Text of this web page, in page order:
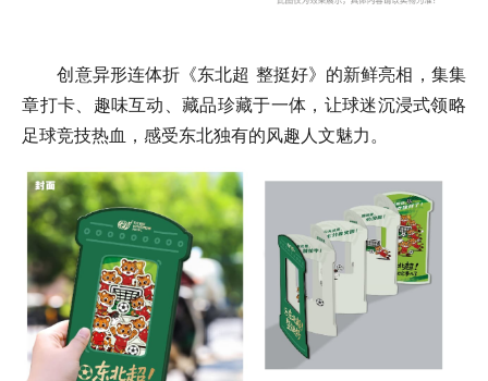
创意异形连体折《东北超 整挺好》的新鲜亮相，集集
章打卡、趣味互动、藏品珍藏于一体，让球迷沉浸式领略
足球竞技热血，感受东北独有的风趣人文魅力。